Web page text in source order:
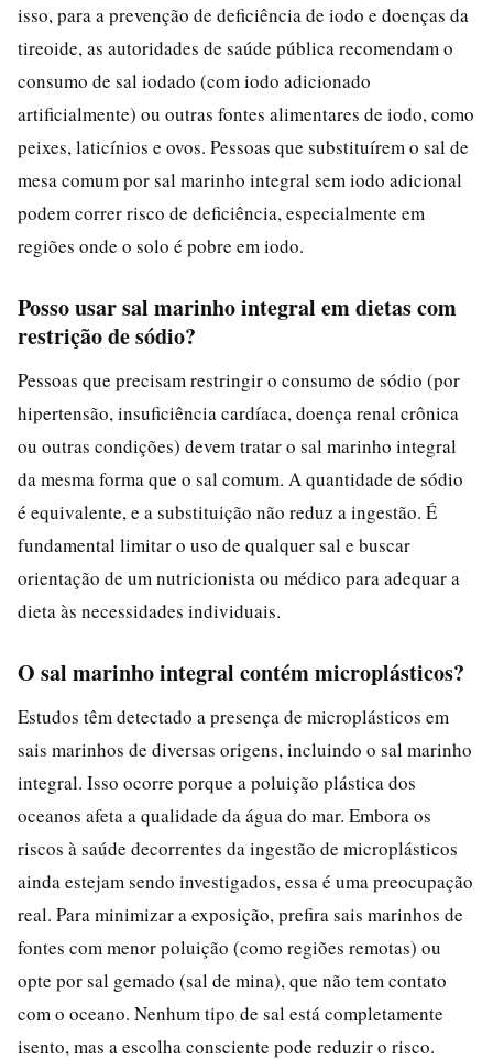
isso, para a prevenção de deficiência de iodo e doenças da
tireoide, as autoridades de saúde pública recomendam o
consumo de sal iodado (com iodo adicionado
artificialmente) ou outras fontes alimentares de iodo, como
peixes, laticínios e ovos. Pessoas que substituírem o sal de
mesa comum por sal marinho integral sem iodo adicional
podem correr risco de deficiência, especialmente em
regiões onde o solo é pobre em iodo.
Posso usar sal marinho integral em dietas com
restrição de sódio?
Pessoas que precisam restringir o consumo de sódio (por
hipertensão, insuficiência cardíaca, doença renal crônica
ou outras condições) devem tratar o sal marinho integral
da mesma forma que o sal comum. A quantidade de sódio
é equivalente, e a substituição não reduz a ingestão. É
fundamental limitar o uso de qualquer sal e buscar
orientação de um nutricionista ou médico para adequar a
dieta às necessidades individuais.
O sal marinho integral contém microplásticos?
Estudos têm detectado a presença de microplásticos em
sais marinhos de diversas origens, incluindo o sal marinho
integral. Isso ocorre porque a poluição plástica dos
oceanos afeta a qualidade da água do mar. Embora os
riscos à saúde decorrentes da ingestão de microplásticos
ainda estejam sendo investigados, essa é uma preocupação
real. Para minimizar a exposição, prefira sais marinhos de
fontes com menor poluição (como regiões remotas) ou
opte por sal gemado (sal de mina), que não tem contato
com o oceano. Nenhum tipo de sal está completamente
isento, mas a escolha consciente pode reduzir o risco.